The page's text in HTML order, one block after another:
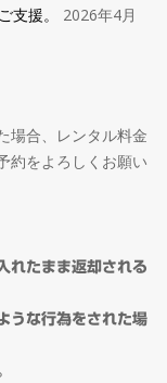
支援。
2026年4月
場合、レンタル料金
約をよろしくお願い
れたまま返却される
うな行為をされた場